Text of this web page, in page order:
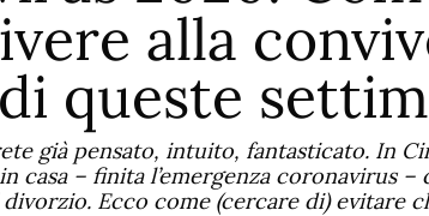
alla
queste
già pensato, intuito, fantasticato. In
casa – finita l’emergenza coronavirus
Ecco come (cercare di) evitare